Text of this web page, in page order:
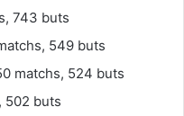
743 buts
549 buts
matchs, 524 buts
502 buts